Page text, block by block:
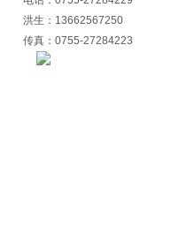
洪生：13662567250
传真：0755-27284223